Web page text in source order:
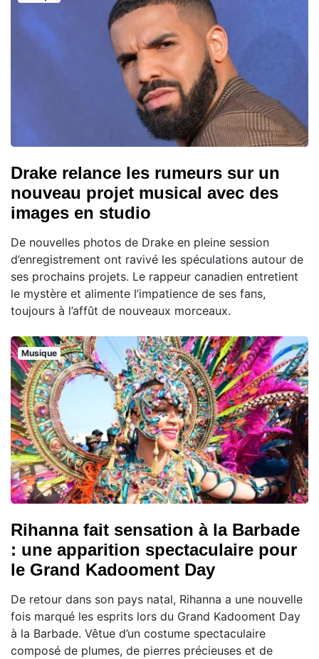
Drake relance les rumeurs sur un
nouveau projet musical avec des
images en studio
De nouvelles photos de Drake en pleine session
d’enregistrement ont ravivé les spéculations autour de
ses prochains projets. Le rappeur canadien entretient
le mystère et alimente l’impatience de ses fans,
toujours à l’affût de nouveaux morceaux.
Musique
Rihanna fait sensation à la Barbade
: une apparition spectaculaire pour
le Grand Kadooment Day
De retour dans son pays natal, Rihanna a une nouvelle
fois marqué les esprits lors du Grand Kadooment Day
à la Barbade. Vêtue d’un costume spectaculaire
composé de plumes, de pierres précieuses et de